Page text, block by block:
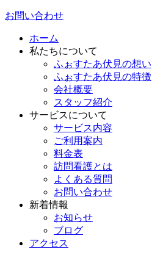
お問い合わせ
ホーム
私たちについて
ふぉすたあ伏見の想い
ふぉすたあ伏見の特徴
会社概要
スタッフ紹介
サービスについて
サービス内容
ご利用案内
料金表
訪問看護とは
よくある質問
お問い合わせ
新着情報
お知らせ
ブログ
アクセス